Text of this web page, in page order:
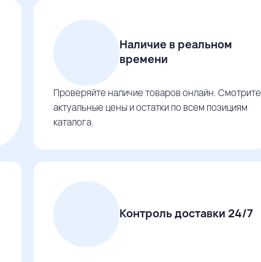
Наличие в реальном
времени
Проверяйте наличие товаров онлайн. Смотрите
актуальные цены и остатки по всем позициям
каталога.
Контроль доставки 24/7